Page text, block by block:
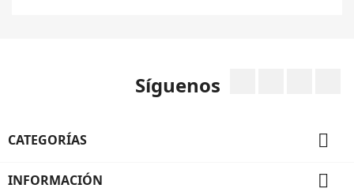
Síguenos
CATEGORÍAS 
INFORMACIÓN 